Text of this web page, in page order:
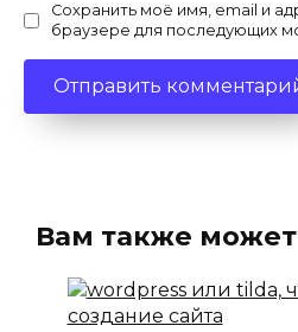
Сохранить моё имя, email и
браузере для последующих
Вам также